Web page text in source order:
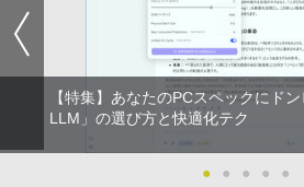
【特集】あなたのPCスペックにド
LLM」の選び方と快適化テク
● ● ● ● ●